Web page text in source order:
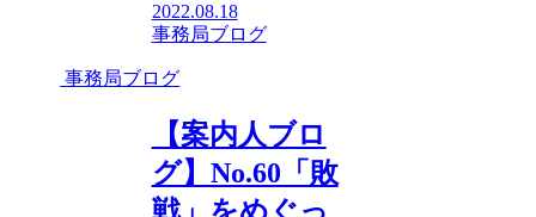
2022.08.18
事務局ブログ
事務局ブログ
【案内人ブロ
グ】No.60「敗